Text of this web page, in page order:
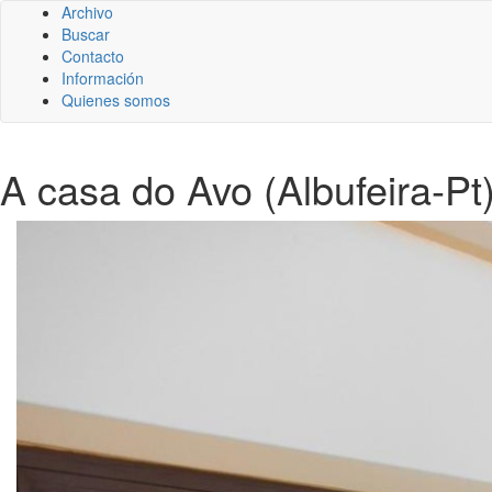
Archivo
Buscar
Contacto
Información
Quienes somos
A casa do Avo (Albufeira-